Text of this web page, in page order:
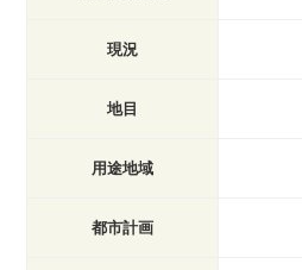
現況
地目
用途地域
都市計画